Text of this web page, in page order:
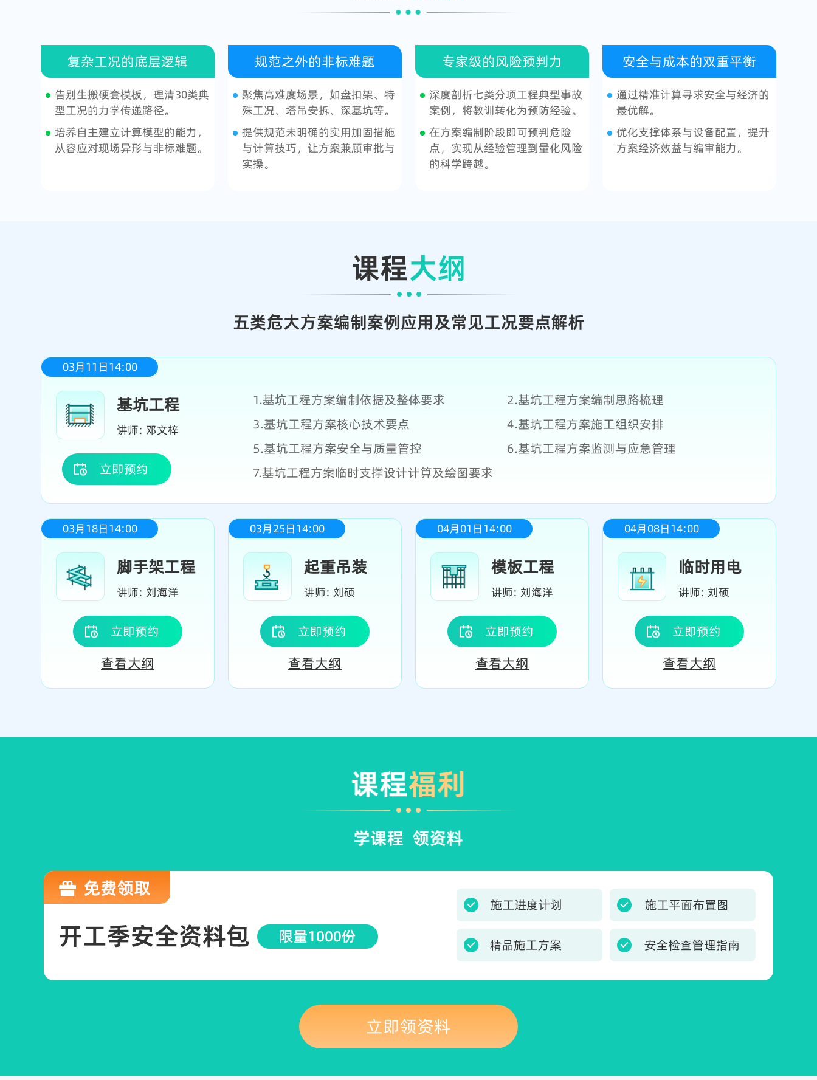
复杂工况的底层逻辑
告别生搬硬套模板，理清30类典
型工况的力学传递路径。
培养自主建立计算模型的能力，
从容应对现场异形与非标难题。
规范之外的非标难题
聚焦高难度场景，如盘扣架、特
殊工况、塔吊安拆、深基坑等。
提供规范未明确的实用加固措施
与计算技巧，让方案兼顾审批与
实操。
专家级的风险预判力
深度剖析七类分项工程典型事故
案例，将教训转化为预防经验。
在方案编制阶段即可预判危险
点，实现从经验管理到量化风险
的科学跨越。
安全与成本的双重平衡
通过精准计算寻求安全与经济的
最优解。
优化支撑体系与设备配置，提升
方案经济效益与编审能力。
03月11日14:00
基坑工程
讲师: 邓文梓
1.基坑工程方案编制依据及整体要求
2.基坑工程方案编制思路梳理
3.基坑工程方案核心技术要点
4.基坑工程方案施工组织安排
5.基坑工程方案安全与质量管控
6.基坑工程方案监测与应急管理
7.基坑工程方案临时支撑设计计算及绘图要求
立即预约
03月18日14:00
脚手架工程
讲师: 刘海洋
立即预约
查看大纲
03月25日14:00
起重吊装
讲师: 刘硕
立即预约
查看大纲
04月01日14:00
模板工程
讲师: 刘海洋
立即预约
查看大纲
04月08日14:00
临时用电
讲师: 刘硕
立即预约
查看大纲
立即领资料